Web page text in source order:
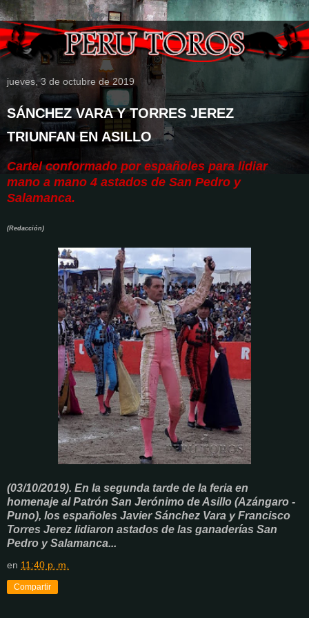
jueves, 3 de octubre de 2019
SÁNCHEZ VARA Y TORRES JEREZ
TRIUNFAN EN ASILLO
Cartel conformado por españoles para lidiar
mano a mano 4 astados de San Pedro y
Salamanca.
(Redacción)
(03/10/2019). En la segunda tarde de la feria en
homenaje al Patrón San Jerónimo de Asillo (Azángaro -
Puno), los españoles Javier Sánchez Vara y Francisco
Torres Jerez lidiaron astados de las ganaderías San
Pedro y Salamanca...
en 11:40 p. m.
Compartir